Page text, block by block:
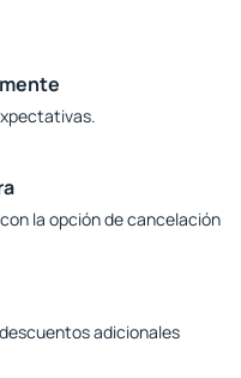
la opción de cancelación
adicionales